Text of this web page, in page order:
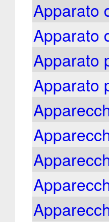
Apparato
Apparato
Apparato
Apparato